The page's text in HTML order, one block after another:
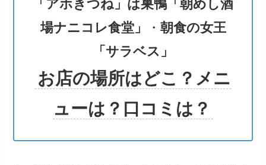
「アホきつね」は巣鴨「朝めし酒
場ナニコレ食堂」
・ 朝食の女王
「サラベス」
お店の場所はどこ？メニ
ューは？口コミは？